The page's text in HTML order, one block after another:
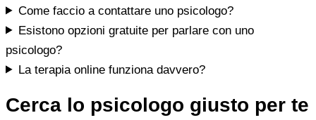
Come faccio a contattare uno psicologo?
Esistono opzioni gratuite per parlare con uno
psicologo?
La terapia online funziona davvero?
Cerca lo psicologo giusto per te